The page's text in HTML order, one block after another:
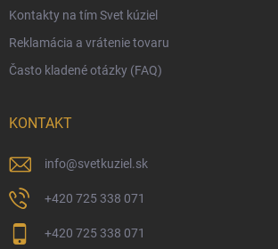
Zásady ochrany osobných údajov
Kontakty na tím Svet kúziel
Reklamácia a vrátenie tovaru
Často kladené otázky (FAQ)
KONTAKT
info@svetkuziel.sk
+420 725 338 071
+420 725 338 071